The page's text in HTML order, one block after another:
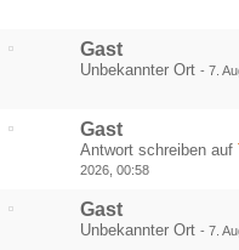
Gast
Unbekannter Ort - 7.
Gast
Antwort schreiben auf
2026, 00:58
Gast
Unbekannter Ort - 7.